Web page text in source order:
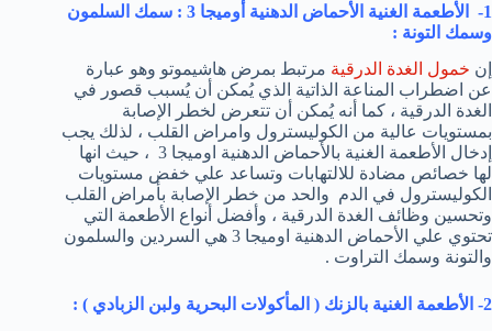
1- الأطعمة الغنية الأحماض الدهنية أوميجا 3 : سمك السلمون
وسمك التونة :
إن خمول الغدة الدرقية مرتبط بمرض هاشيموتو وهو عبارة
عن اضطراب المناعة الذاتية الذي يُمكن أن يُسبب قصور في
الغدة الدرقية ، كما أنه يُمكن أن تتعرض لخطر الإصابة
بمستويات عالية من الكوليسترول وامراض القلب ، لذلك يجب
إدخال الأطعمة الغنية بالأحماض الدهنية اوميجا 3 ، حيث انها
لها خصائص مضادة للالتهابات وتساعد علي خفض مستويات
الكوليسترول في الدم والحد من خطر الإصابة بأمراض القلب
وتحسين وظائف الغدة الدرقية ، وأفضل أنواع الأطعمة التي
تحتوي علي الأحماض الدهنية اوميجا 3 هي السردين والسلمون
والتونة وسمك التراوت .
2- الأطعمة الغنية بالزنك ( المأكولات البحرية ولبن الزبادي ) :